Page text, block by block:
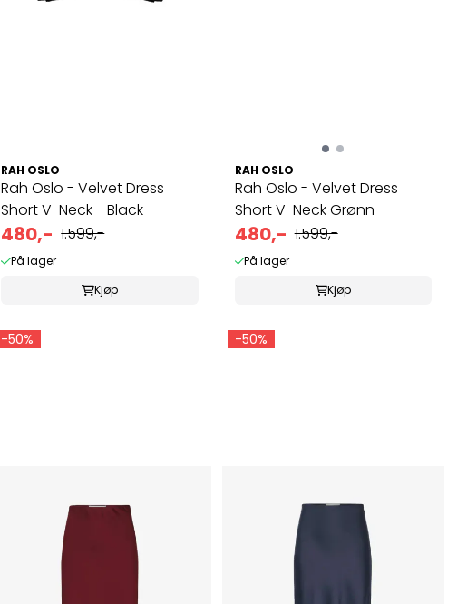
RAH OSLO
Rah Oslo - Velvet Dress
Short V-Neck - Black
480,- 1.599,-
På lager
Kjøp
RAH OSLO
Rah Oslo - Velvet Dress
Short V-Neck Grønn
480,- 1.599,-
På lager
Kjøp
-50% -50%